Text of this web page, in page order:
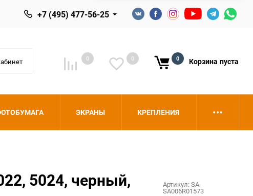
+7 (495) 477-56-25
0 0 0 Корзина пуста
ЭКРАНЫ КРЕПЛЕНИЯ
5024, черный, Артикул:SA-
SA006R01573